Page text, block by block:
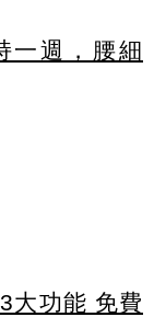
一週，腰細
大功能 免費